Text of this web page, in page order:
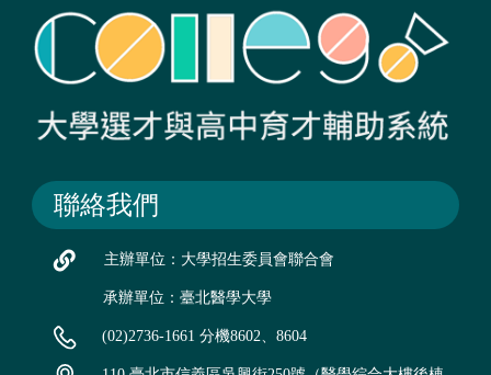
聯絡我們
主辦單位：大學招生委員會聯合會
承辦單位：臺北醫學大學
(02)2736-1661 分機8602、8604